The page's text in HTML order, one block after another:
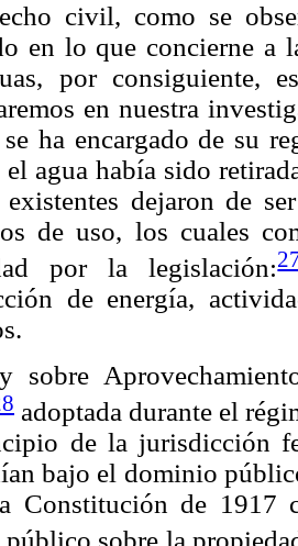
civil, como se
en lo que concierne a
por consiguiente,
en nuestra
ha encargado de su
el agua había sido
dejaron de
de uso, los cuales
por la legislación:
de energía,
sobre
adoptada durante el
de la jurisdicción
bajo el dominio
Constitución de 1917
público sobre la